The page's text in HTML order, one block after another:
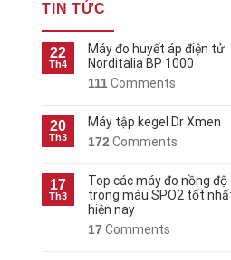
TIN TỨC
22
Th4
Máy đo huyết áp điện tử
Norditalia BP 1000
111Comments
20
Th3
Máy tập kegel Dr Xmen
172 Comments
17
Th3
Top các máy đo nồng độ
trong máu SPO2 tốt
hiện nay
17Comments